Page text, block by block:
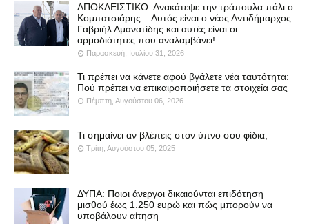
ΑΠΟΚΛΕΙΣΤΙΚΟ: Ανακάτεψε την τράπουλα πάλι ο
Κομπατσιάρης – Αυτός είναι ο νέος Αντιδήμαρχος
Γαβριήλ Αμανατίδης και αυτές είναι οι
αρμοδιότητες που αναλαμβάνει!
Παρασκευή, Ιουλίου 31, 2026
Τι πρέπει να κάνετε αφού βγάλετε νέα ταυτότητα:
Πού πρέπει να επικαιροποιήσετε τα στοιχεία σας
Πέμπτη, Αυγούστου 06, 2026
Τι σημαίνει αν βλέπεις στον ύπνο σου φίδια;
Τρίτη, Αυγούστου 05, 2025
ΔΥΠΑ: Ποιοι άνεργοι δικαιούνται επιδότηση
μισθού έως 1.250 ευρώ και πώς μπορούν να
υποβάλουν αίτηση